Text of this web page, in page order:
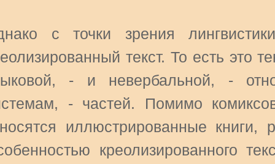
с точки зрения
текст. То есть это
- и невербальной, -
- частей. Помимо
иллюстрированные
креолизированного